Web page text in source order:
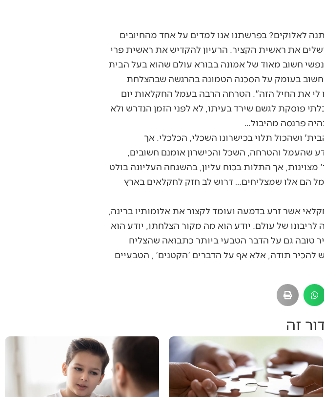
לאלוקים? בפרשתנו אנו למדים על אחד מהחיובים
את ראשית הקציר. הרעיון להקדיש את ראשית פרי
נפשי חשוב מאוד של אמונה בבורא עולם שהוא בעל הבית
בעומק על הסכנה הטמונה בהרגשה שבהצלחת
לי את החיל הזה". הטרחה הרבה בעמל החקלאות יום
פוסקת לגשם שירד בעיתו, לא לפני הזמן הנדרש ולא
פרנסה מהיבול…
ושהכול תלוי בכישרונו השכלי, הכלכלי. אך
שהעמל והטרחה, השכל והכישרון אומנם חשובים,
אך התלות בכוח עליון, בהשגחה העליונה בולט
הם אלו שמצליחים… דרוש לב חזק לחקלאים בארץ
אשר זרע בדמעה ועומד לקצור את אלומותיו ברינה,
של עולם. יודע הוא מה מקור הצלחתו, יודע הוא
טובה גם על הדבר הטבעי ביותר כתבואה שהצליח
להכיר תודה, אלא אף על הדברים 'הקטנים' , הטבעיים
זה